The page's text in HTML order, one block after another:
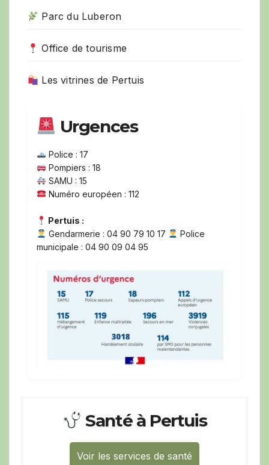
Parc du Luberon
Office de tourisme
Les vitrines de Pertuis
Urgences
Police : 17
Pompiers : 18
SAMU : 15
Numéro européen : 112
Pertuis :
Gendarmerie : 04 90 79 10 17
Police
municipale : 04 90 09 04 95
Santé à Pertuis
Voir les services de santé